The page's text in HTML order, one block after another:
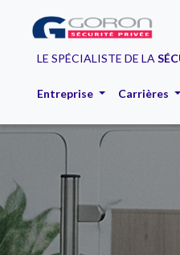
LE SPÉCIALISTE DE LA
Entreprise Carrières